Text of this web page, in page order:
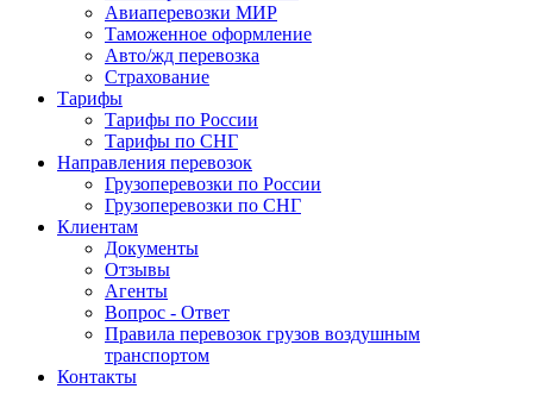
Авиаперевозки МИР
Таможенное оформление
Авто/жд перевозка
Страхование
Тарифы
Тарифы по России
Тарифы по СНГ
Направления перевозок
Грузоперевозки по России
Грузоперевозки по СНГ
Клиентам
Документы
Отзывы
Агенты
Вопрос - Ответ
Правила перевозок грузов воздушным
транспортом
Контакты